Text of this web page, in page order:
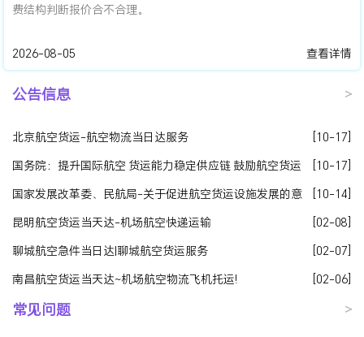
费结构判断报价合不合理。
2026-08-05 查看详情
公告信息 >
北京航空货运-航空物流当日达服务
[10-17]
国务院：提升国际航空 货运能力稳定供应链 鼓励航空货运
企业与物流企业联合重组
[10-17]
国家发展改革委、民航局-关于促进航空货运设施发展的意
见发改基础〔2020〕1319号
[10-14]
昆明航空货运当天达-机场航空快递运输
[02-08]
聊城航空急件当日达|聊城航空货运服务
[02-07]
南昌航空货运当天达~机场航空物流飞机托运!
[02-06]
常见问题 >